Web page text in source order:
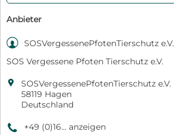
Anbieter
 SOSVergessenePfotenTierschutz e.V.
SOS Vergessene Pfoten Tierschutz e.V.

SOSVergessenePfotenTierschutz e.V.
58119 Hagen
Deutschland
9 +49 (0)16... anzeigen